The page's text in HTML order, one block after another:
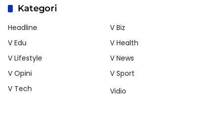
Kategori
Headline
V Biz
V Edu
V Health
V Lifestyle
V News
V Opini
V Sport
V Tech
Vidio